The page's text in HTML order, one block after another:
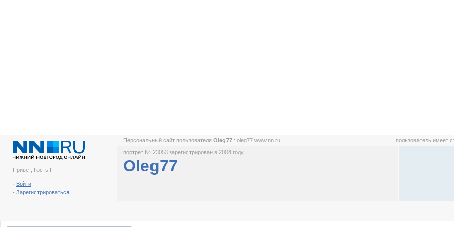
Привет, Гость !
- Войти
- Зарегистрироваться
Персональный сайт пользователя Oleg77 : oleg77.www.nn.ru пользователь имеет
портрет № 23053 зарегистрирован в 2004 году
Oleg77